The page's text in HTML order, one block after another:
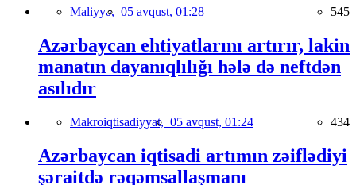
Maliyyə, 05 avqust, 01:28 545
Azərbaycan ehtiyatlarını artırır, lakin
manatın dayanıqlılığı hələ də neftdən
asılıdır
Makroiqtisadiyyat, 05 avqust, 01:24 434
Azərbaycan iqtisadi artımın zəiflədiyi
şəraitdə rəqəmsallaşmanı